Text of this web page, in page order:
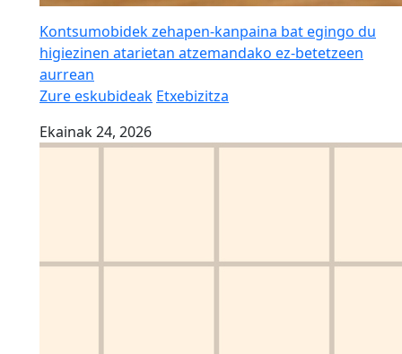
Kontsumobidek zehapen-kanpaina bat egingo du
higiezinen atarietan atzemandako ez-betetzeen
aurrean
Zure eskubideak Etxebizitza
Ekainak 24, 2026